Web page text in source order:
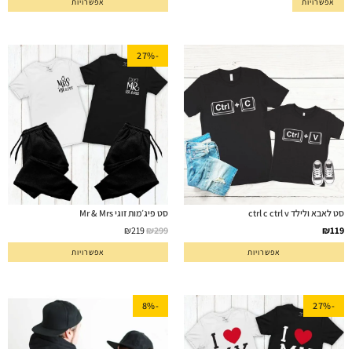
אפשרויות אפשרויות
סט לאבא ולילד ctrl c ctrl v
₪119
אפשרויות
-27%
סט פיג׳מות זוגי Mr & Mrs
₪299
₪219
אפשרויות
-27%
-8%